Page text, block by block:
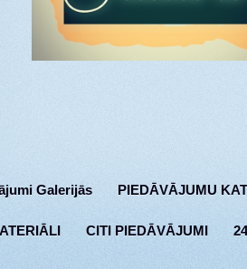
Galerijās PIEDĀVĀJUMU
CITI PIEDĀVĀJUMI